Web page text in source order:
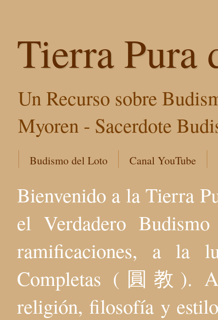
Tierra Pura
Un Recurso sobre
Myoren - Sacerdote
Budismo del Loto Canal YouTube
Bienvenido a la Tierra
el Verdadero
ramificaciones, a la
Completas (圓教).
religión, filosofía y